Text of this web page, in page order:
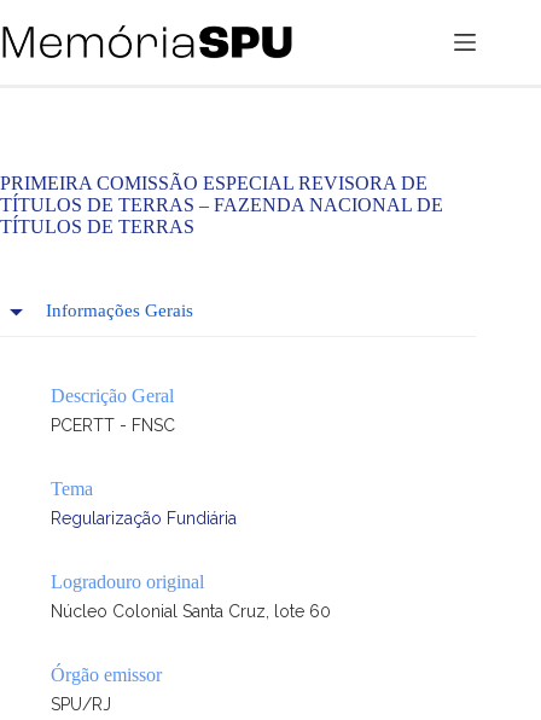
para
o
PRIMEIRA COMISSÃO ESPECIAL REVISORA DE
TÍTULOS DE TERRAS – FAZENDA NACIONAL DE
TÍTULOS DE TERRAS
Informações Gerais
Descrição Geral
PCERTT - FNSC
Tema
Regularização Fundiária
Logradouro original
Núcleo Colonial Santa Cruz, lote 60
Órgão emissor
SPU/RJ